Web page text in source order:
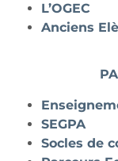
L’OGEC
Anciens
SEGPA
Socles de